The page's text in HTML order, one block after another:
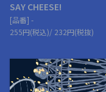
SAY CHEESE!
[品番] -
255円(税込)/ 232円(税抜)